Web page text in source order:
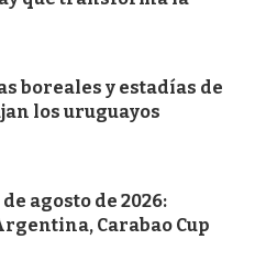
boreales y estadías de
los uruguayos
agosto de 2026:
Carabao Cup